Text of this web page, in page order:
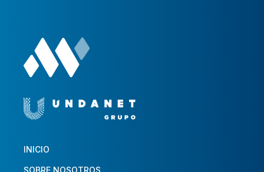
INICIO
SOBRE NOSOTROS